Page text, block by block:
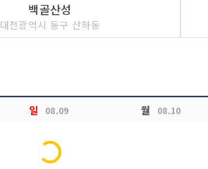
백골산성
대전광역시 동구 산하동
일 08.09 월 08.10
Loading...